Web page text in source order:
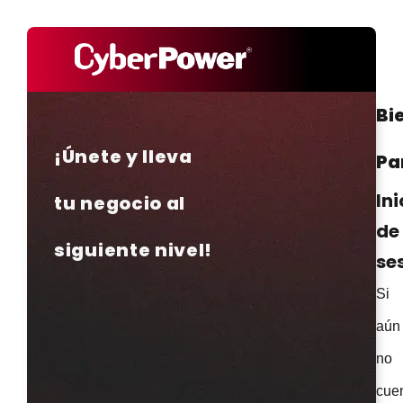
¡Únete y lleva
tu negocio al
siguiente nivel!
de
Si
aún
no